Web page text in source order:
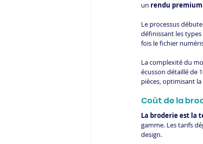
un rendu
Le processus
définissant les
fois le fichier
La complexité du
écusson détaillé de
pièces, optimisant
Coût de la
La broderie est la
gamme. Les tarifs
design.